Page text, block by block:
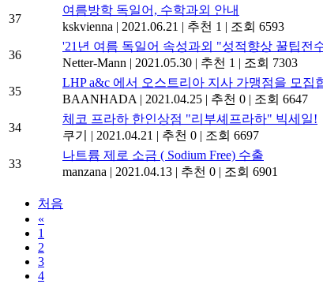
37
여름방학 독일어, 수학과외 안내
kskvienna | 2021.06.21 | 추천 1 | 조회 6593
36
'21년 여름 독일어 속성과외 "성적향상 꿀팁전
Netter-Mann | 2021.05.30 | 추천 1 | 조회 7303
35
LHP a&c 에서 오스트리아 지사 가맹점을 모집
BAANHADA | 2021.04.25 | 추천 0 | 조회 6647
34
체코 프라하 한인상점 "리부셰프라하" 빅세일!
쿠기
| 2021.04.21 | 추천 0 | 조회 6697
33
나트륨 제로 소금 ( Sodium Free) 수출
manzana | 2021.04.13 | 추천 0 | 조회 6901
처음
«
1
2
3
4